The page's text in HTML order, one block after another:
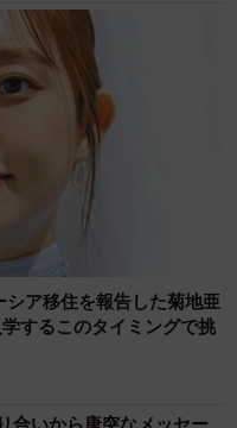
シア移住を報告した菊地亜
するこのタイミングで挑